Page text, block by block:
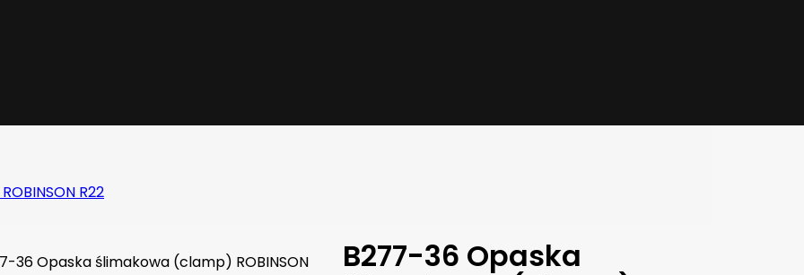
R22
B277-36 Opaska